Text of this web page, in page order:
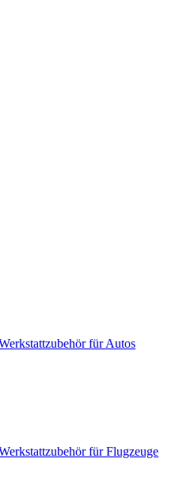
für Autos
für Flugzeuge